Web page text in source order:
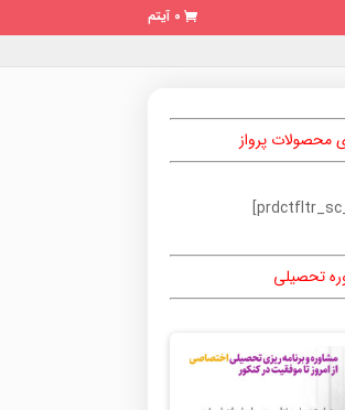
0 آیتم
پرواز
تحصیلی